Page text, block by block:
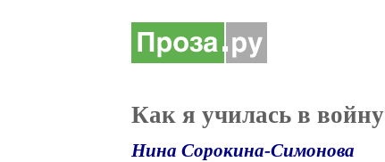
Как я училась в войну
Нина Сорокина-Симонова